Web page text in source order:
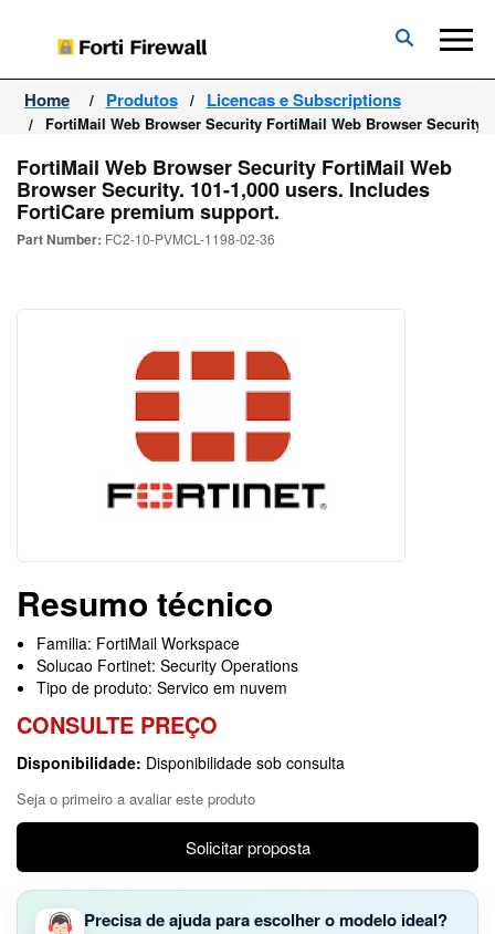
Forti
Firewall
Home Produtos Licencas e Subscriptions
FortiMail Web Browser Security FortiMail Web Browser
FortiMail Web Browser Security FortiMail Web
Browser Security. 101-1,000 users. Includes
FortiCare premium support.
Part Number: FC2-10-PVMCL-1198-02-36
Resumo técnico
Familia: FortiMail Workspace
Solucao Fortinet: Security Operations
Tipo de produto: Servico em nuvem
CONSULTE PREÇO
Disponibilidade: Disponibilidade sob consulta
Seja o primeiro a avaliar este produto
Solicitar proposta
Precisa de ajuda para escolher o modelo ideal?